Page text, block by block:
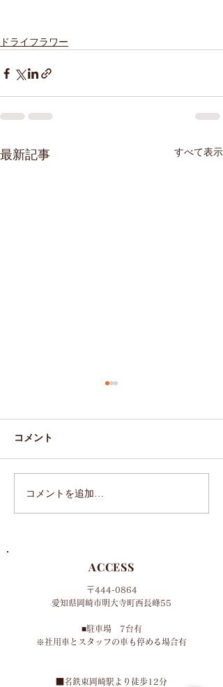
ドライフラワー
最新記事 すべて表示
成人式、たくさんのオー
ダーありがとうございま
コメント
コメントを追加…
ACCESS
〒444-0864
​愛知県岡崎市明大寺町西長峰55
■​駐車場 7台有
​※社用車とスタッフの車も停める場合有
​■名鉄東岡崎駅より徒歩12分